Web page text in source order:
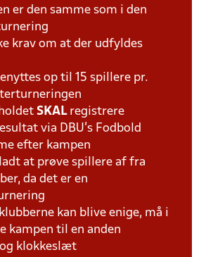
er den samme som i den
krav om at der udfyldes
op til 15 spillere pr.
SKAL registrere
via DBU's Fodbold
efter kampen
at prøve spillere af fra
da det er en
kan blive enige, må i
kampen til en anden
klokkeslæt